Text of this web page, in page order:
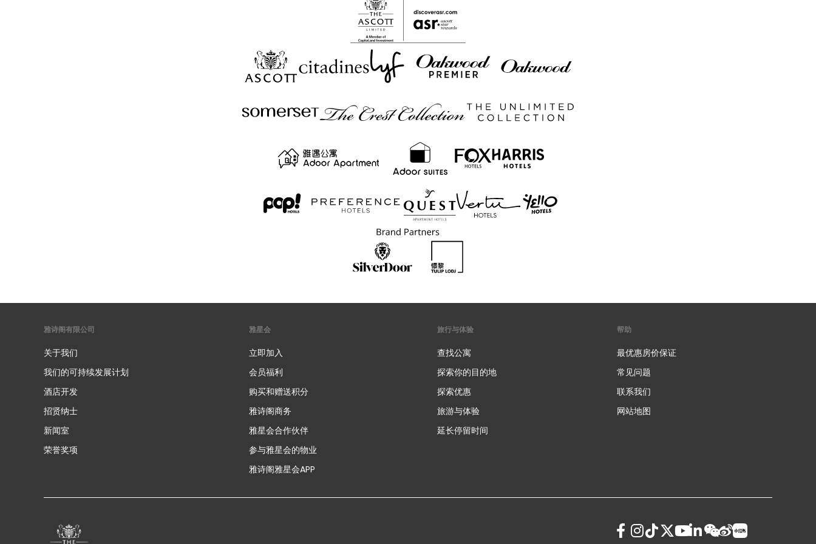
雅诗阁有限公司
关于我们
我们的可持续发展计划
酒店开发
招贤纳士
新闻室
荣誉奖项
雅星会
立即加入
会员福利
购买和赠送积分
雅诗阁商务
雅星会合作伙伴
参与雅星会的物业
雅诗阁雅星会APP
旅行与体验
查找公寓
探索你的目的地
探索优惠
旅游与体验
延长停留时间
帮助
最优惠房价保证
常见问题
联系我们
网站地图